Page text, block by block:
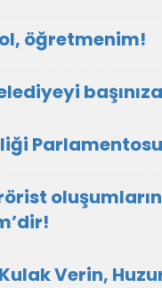
öğretmenim!
Verin,